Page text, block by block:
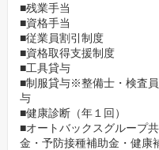
■残業手当
■資格手当
■従業員割引制度
■資格取得支援制度
■工具貸与
■制服貸与※整備士・検査
与
■健康診断（年１回）
■オートバックスグループ
金・予防接種補助金・健康